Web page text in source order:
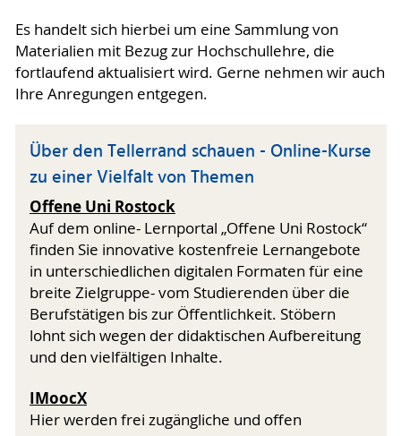
Es handelt sich hierbei um eine Sammlung von
Materialien mit Bezug zur Hochschullehre, die
fortlaufend aktualisiert wird. Gerne nehmen wir auch
Ihre Anregungen entgegen.
Über den Tellerrand schauen - Online-Kurse
zu einer Vielfalt von Themen
Offene Uni Rostock
Auf dem online- Lernportal „Offene Uni Rostock“
finden Sie innovative kostenfreie Lernangebote
in unterschiedlichen digitalen Formaten für eine
breite Zielgruppe- vom Studierenden über die
Berufstätigen bis zur Öffentlichkeit. Stöbern
lohnt sich wegen der didaktischen Aufbereitung
und den vielfältigen Inhalte.
IMoocX
Hier werden frei zugängliche und offen